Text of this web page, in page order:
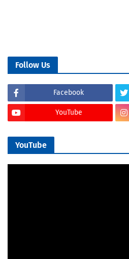
Follow Us
Facebook
YouTube
YouTube